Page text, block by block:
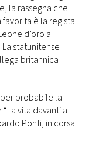
la rassegna che
è la regista
d’oro a
statunitense
britannica
probabile la
vita davanti a
Ponti, in corsa